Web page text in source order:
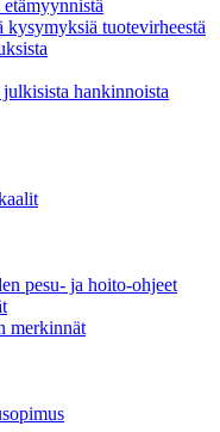
etämyynnistä
tuotevirheestä
hankinnoista
pesu- ja hoito-ohjeet
merkinnät